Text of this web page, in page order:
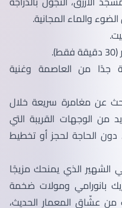
والماء المجانية.
جدًا من العاصمة وغنية
عن مغامرة سريعة خلال
من الوجهات القريبة التي
الحاجة لحجز أو تخطيط
الشهير الذي يمنحك مزيجًا
بانورامي ومولات ضخمة
من عشّاق المعمار الحديث،